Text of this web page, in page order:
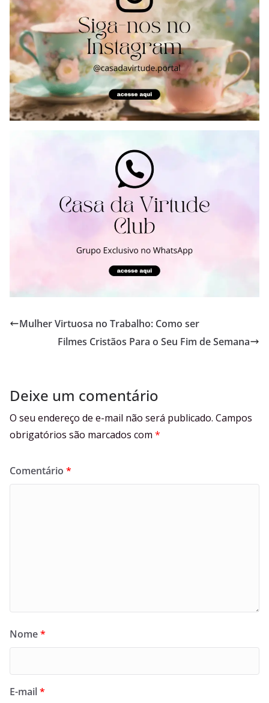
Mulher Virtuosa no Trabalho: Como ser
Filmes Cristãos Para o Seu Fim de Semana
Deixe um comentário
O seu endereço de e-mail não será publicado. Campos
obrigatórios são marcados com *
Comentário *
Nome*
E-mail*